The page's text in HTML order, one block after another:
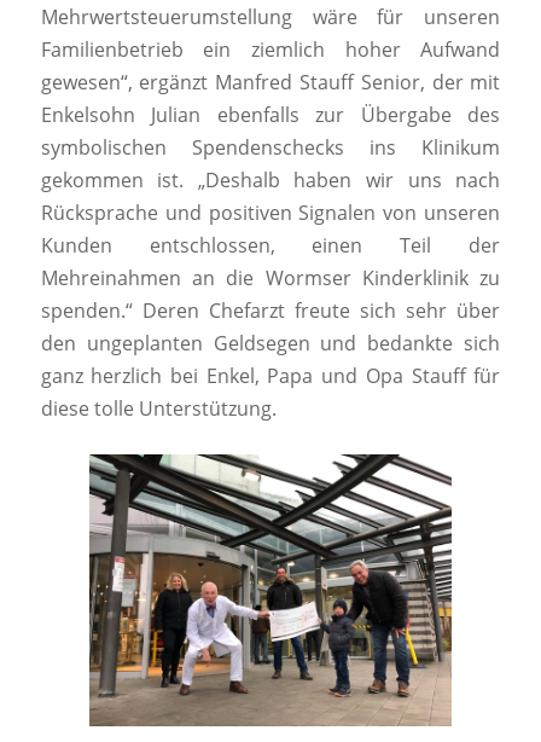
Mehrwertsteuerumstellung wäre für unseren
Familienbetrieb ein ziemlich hoher Aufwand
gewesen“, ergänzt Manfred Stauff Senior, der mit
Enkelsohn Julian ebenfalls zur Übergabe des
symbolischen Spendenschecks ins Klinikum
gekommen ist. „Deshalb haben wir uns nach
Rücksprache und positiven Signalen von unseren
Kunden entschlossen, einen Teil der
Mehreinahmen an die Wormser Kinderklinik zu
spenden.“ Deren Chefarzt freute sich sehr über
den ungeplanten Geldsegen und bedankte sich
ganz herzlich bei Enkel, Papa und Opa Stauff für
diese tolle Unterstützung.